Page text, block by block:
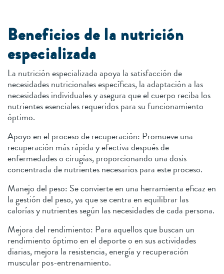
Beneficios de la nutrición
especializada
La nutrición especializada apoya la satisfacción de
necesidades nutricionales específicas, la adaptación a las
necesidades individuales y asegura que el cuerpo reciba los
nutrientes esenciales requeridos para su funcionamiento
óptimo.
Apoyo en el proceso de recuperación: Promueve una
recuperación más rápida y efectiva después de
enfermedades o cirugías, proporcionando una dosis
concentrada de nutrientes necesarios para este proceso.
Manejo del peso: Se convierte en una herramienta eficaz en
la gestión del peso, ya que se centra en equilibrar las
calorías y nutrientes según las necesidades de cada persona.
Mejora del rendimiento: Para aquellos que buscan un
rendimiento óptimo en el deporte o en sus actividades
diarias, mejora la resistencia, energía y recuperación
muscular pos-entrenamiento.